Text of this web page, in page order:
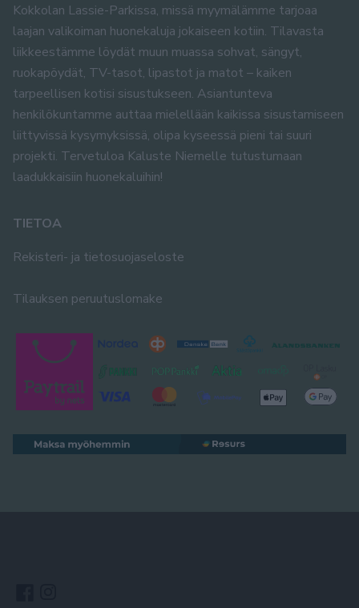
Kokkolan Lassie-Parkissa, missä myymälämme tarjoaa
laajan valikoiman huonekaluja jokaiseen kotiin. Tilavasta
liikkeestämme löydät muun muassa sohvat, sängyt,
ruokapöydät, TV-tasot, lipastot ja matot – kaiken
tarpeellisen kotisi sisustukseen. Asiantunteva
henkilökuntamme auttaa mielellään kaikissa sisustamiseen
liittyvissä kysymyksissä, olipa kyseessä pieni tai suuri
projekti. Tervetuloa Kaluste Niemelle tutustumaan
laadukkaisiin huonekaluihin!
TIETOA
Rekisteri- ja tietosuojaseloste
Tilauksen peruutuslomake